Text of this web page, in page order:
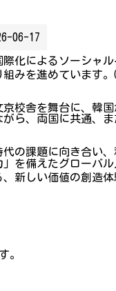
06-17
によるソーシャル
を進めています。
校舎を舞台に、韓
ら、両国に共通、
代の課題に向き合
を備えたグローバ
新しい価値の創造
。